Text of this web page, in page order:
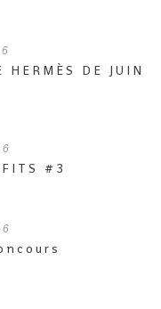
HERMÈS DE JUIN
#3